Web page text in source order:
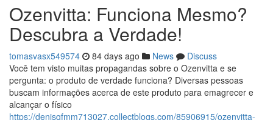
Ozenvitta: Funciona Mesmo?
Descubra a Verdade!
tomasvasx549574 84 days ago News
Discuss
Você tem visto muitas propagandas sobre o Ozenvitta e se
pergunta: o produto de verdade funciona? Diversas pessoas
buscam informações acerca de este produto para emagrecer e
alcançar o físico
https://denisqfmm713027.collectblogs.com/85906915/ozenvitta-